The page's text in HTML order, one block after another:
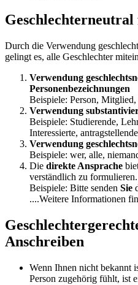
Durch die Verwendung
gelingt es, alle Geschlechter
Verwendung
Personenbezeichnungen
Beispiele: Person,
Verwendung
Beispiele: Studierende,
Interessierte,
Verwendung
Beispiele: wer, alle,
Die direkte Ansprache
verständlich zu formulieren.
Beispiele: Bitte senden Sie
....Weitere Informationen
Anschreiben
Wenn Ihnen nicht bekannt
Person zugehörig fühlt, ist